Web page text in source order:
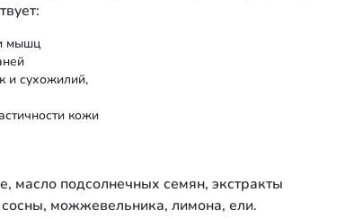
мышц
и сухожилий,
кожи
масло подсолнечных семян, экстракты
можжевельника, лимона, ели.